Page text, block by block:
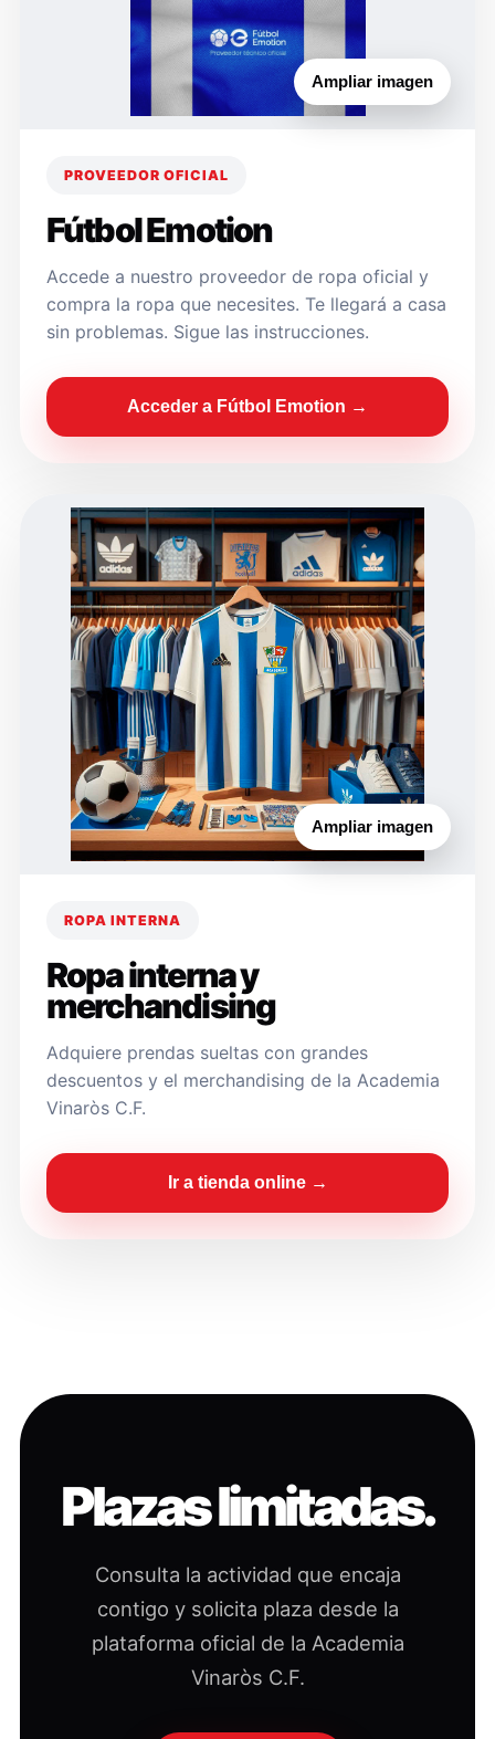
Ampliar imagen
PROVEEDOR OFICIAL
Fútbol Emotion
Accede a nuestro proveedor de ropa oficial y
compra la ropa que necesites. Te llegará a casa
sin problemas. Sigue las instrucciones.
Acceder a Fútbol Emotion →
Ampliar imagen
ROPA INTERNA
Ropa interna y
merchandising
Adquiere prendas sueltas con grandes
descuentos y el merchandising de la Academia
Vinaròs C.F.
Ir a tienda online →
Plazas limitadas.
Consulta la actividad que encaja
contigo y solicita plaza desde la
plataforma oficial de la Academia
Vinaròs C.F.